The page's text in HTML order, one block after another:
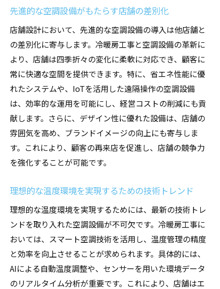
先進的な空調設備がもたらす店舗の差別化
店舗設計において、先進的な空調設備の導入は他店舗と
の差別化に寄与します。冷暖房工事と空調設備の革新に
より、店舗は四季折々の変化に柔軟に対応でき、顧客に
常に快適な空間を提供できます。特に、省エネ性能に優
れたシステムや、IoTを活用した遠隔操作の空調設備
は、効率的な運用を可能にし、経営コストの削減にも貢
献します。さらに、デザイン性に優れた設備は、店舗の
雰囲気を高め、ブランドイメージの向上にも寄与しま
す。これにより、顧客の再来店を促進し、店舗の競争力
を強化することが可能です。
理想的な温度環境を実現するための技術トレンド
理想的な温度環境を実現するためには、最新の技術トレ
ンドを取り入れた空調設備が不可欠です。冷暖房工事に
おいては、スマート空調技術を活用し、温度管理の精度
と効率を向上させることが求められます。具体的には、
AIによる自動温度調整や、センサーを用いた環境データ
のリアルタイム分析が重要です。これにより、店舗はエ